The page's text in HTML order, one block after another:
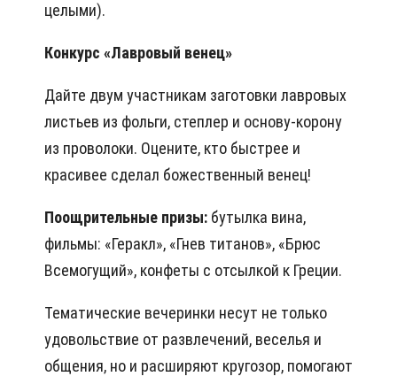
целыми).
Конкурс «Лавровый венец»
Дайте двум участникам заготовки лавровых
листьев из фольги, степлер и основу-корону
из проволоки. Оцените, кто быстрее и
красивее сделал божественный венец!
Поощрительные призы: бутылка вина,
фильмы: «Геракл», «Гнев титанов», «Брюс
Всемогущий», конфеты с отсылкой к Греции.
Тематические вечеринки несут не только
удовольствие от развлечений, веселья и
общения, но и расширяют кругозор, помогают